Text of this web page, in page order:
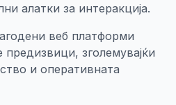
алатки за интеракција.
веб платформи
зголемувајќи
и оперативната